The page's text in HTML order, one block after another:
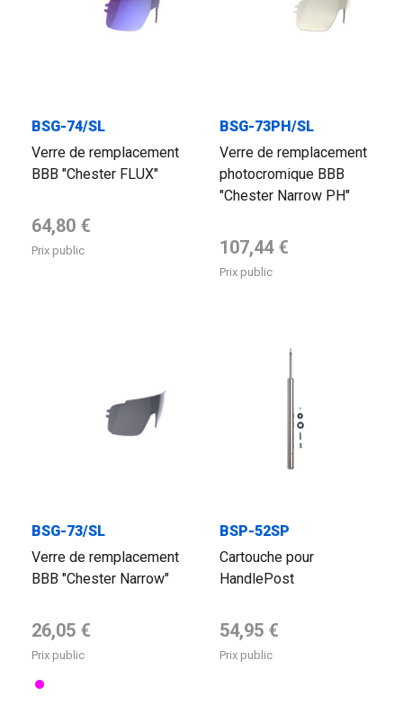
BSG-74/SL
Verre de remplacement
BBB "Chester FLUX"
Prix de base
64,80 €
Prix public
BSG-73PH/SL
Verre de remplacement
photocromique BBB
"Chester Narrow PH"
Prix de base
107,44 €
Prix public
BSG-73/SL
Verre de remplacement
BBB "Chester Narrow"
Prix de base
26,05 €
Prix public
Rose
BSP-52SP
Cartouche pour
HandlePost
Prix de base
54,95 €
Prix public